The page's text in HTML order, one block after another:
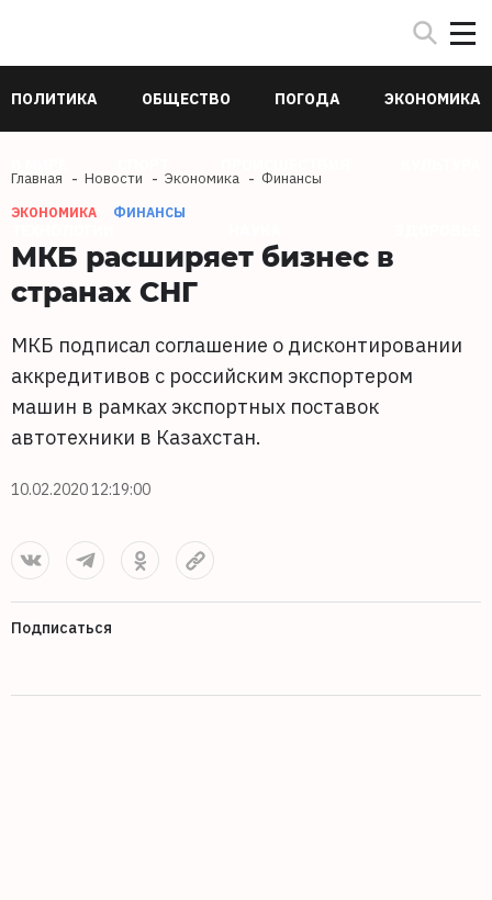
ПОЛИТИКА ОБЩЕСТВО ПОГОДА ЭКОНОМИКА
Главная Новости Экономика Финансы
ЭКОНОМИКА ФИНАНСЫ
МКБ расширяет бизнес в
странах СНГ
МКБ подписал соглашение о дисконтировании
аккредитивов с российским экспортером
машин в рамках экспортных поставок
автотехники в Казахстан.
10.02.2020 12:19:00
Подписаться